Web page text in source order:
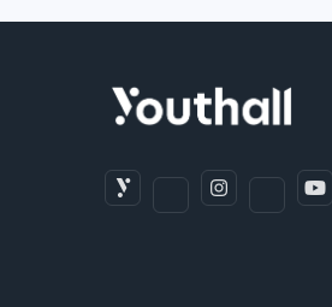
Kariyerine güçlü bir